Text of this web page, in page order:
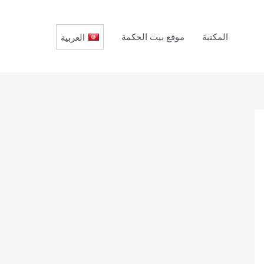
المكتبة موقع بيت الحكمة العربية